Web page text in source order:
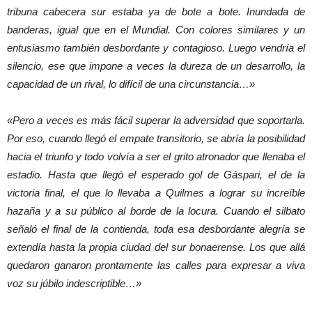
tribuna cabecera sur estaba ya de bote a bote. Inundada de
banderas, igual que en el Mundial. Con colores similares y un
entusiasmo también desbordante y contagioso. Luego vendría el
silencio, ese que impone a veces la dureza de un desarrollo, la
capacidad de un rival, lo difícil de una circunstancia…»
«Pero a veces es más fácil superar la adversidad que soportarla.
Por eso, cuando llegó el empate transitorio, se abría la posibilidad
hacia el triunfo y todo volvía a ser el grito atronador que llenaba el
estadio. Hasta que llegó el esperado gol de Gáspari, el de la
victoria final, el que lo llevaba a Quilmes a lograr su increíble
hazaña y a su público al borde de la locura. Cuando el silbato
señaló el final de la contienda, toda esa desbordante alegría se
extendía hasta la propia ciudad del sur bonaerense. Los que allá
quedaron ganaron prontamente las calles para expresar a viva
voz su júbilo indescriptible…»